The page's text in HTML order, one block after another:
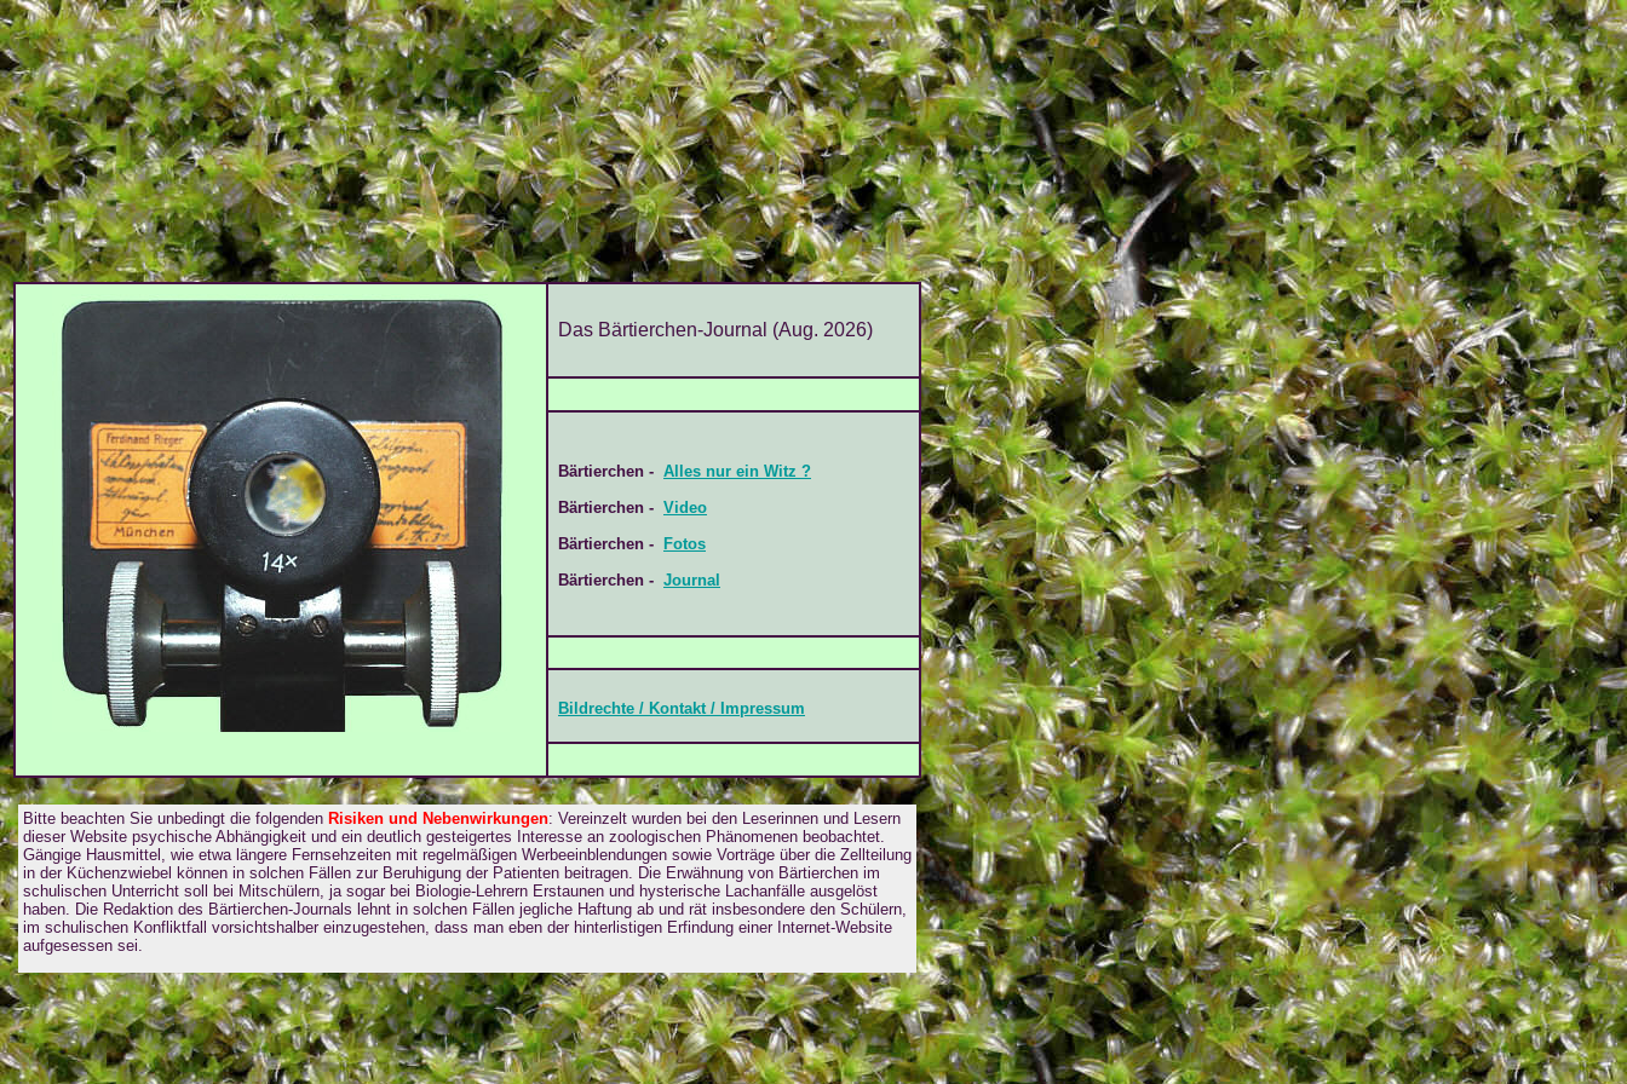
Das Bärtierchen-Journal (Aug. 2026)
Bärtierchen - Alles nur ein Witz ?
Bärtierchen - Video
Bärtierchen -
Fotos
Bärtierchen - Journal
Bildrechte / Kontakt / Impressum
Bitte beachten Sie unbedingt die folgenden Risiken und Nebenwirkungen: Vereinzelt wurden bei den Leserinnen und Lesern
dieser Website psychische Abhängigkeit und ein deutlich gesteigertes Interesse an zoologischen Phänomenen beobachtet.
Gängige Hausmittel, wie etwa längere Fernsehzeiten mit regelmäßigen Werbeeinblendungen sowie Vorträge über die Zellteilung
in der Küchenzwiebel können in solchen Fällen zur Beruhigung der Patienten beitragen. Die Erwähnung von Bärtierchen im
schulischen Unterricht soll bei Mitschülern, ja sogar bei Biologie-Lehrern Erstaunen und hysterische Lachanfälle ausgelöst
haben. Die Redaktion des Bärtierchen-Journals lehnt in solchen Fällen jegliche Haftung ab und rät insbesondere den Schülern,
im schulischen Konfliktfall vorsichtshalber einzugestehen, dass man eben der hinterlistigen Erfindung einer Internet-Website
aufgesessen sei.